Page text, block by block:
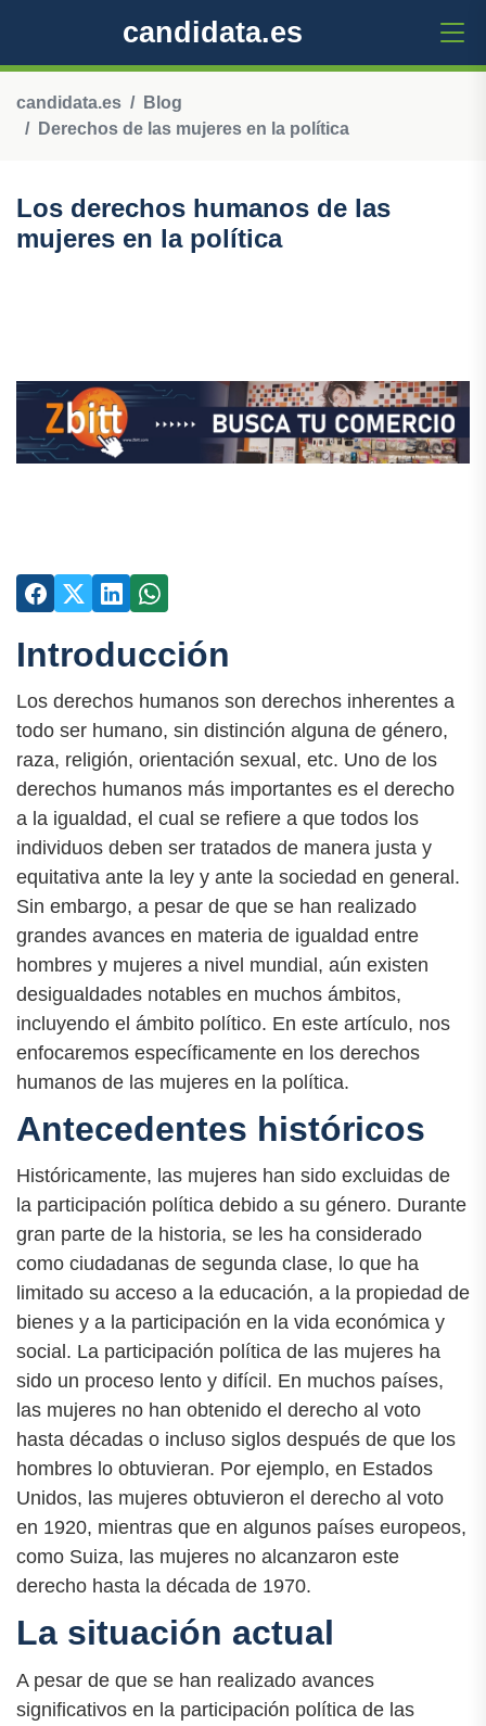
candidata.es
candidata.es
Blog
Derechos de las mujeres en la política
Los derechos humanos de las
mujeres en la política
Introducción
Los derechos humanos son derechos inherentes a
todo ser humano, sin distinción alguna de género,
raza, religión, orientación sexual, etc. Uno de los
derechos humanos más importantes es el derecho
a la igualdad, el cual se refiere a que todos los
individuos deben ser tratados de manera justa y
equitativa ante la ley y ante la sociedad en general.
Sin embargo, a pesar de que se han realizado
grandes avances en materia de igualdad entre
hombres y mujeres a nivel mundial, aún existen
desigualdades notables en muchos ámbitos,
incluyendo el ámbito político. En este artículo, nos
enfocaremos específicamente en los derechos
humanos de las mujeres en la política.
Antecedentes históricos
Históricamente, las mujeres han sido excluidas de
la participación política debido a su género. Durante
gran parte de la historia, se les ha considerado
como ciudadanas de segunda clase, lo que ha
limitado su acceso a la educación, a la propiedad de
bienes y a la participación en la vida económica y
social. La participación política de las mujeres ha
sido un proceso lento y difícil. En muchos países,
las mujeres no han obtenido el derecho al voto
hasta décadas o incluso siglos después de que los
hombres lo obtuvieran. Por ejemplo, en Estados
Unidos, las mujeres obtuvieron el derecho al voto
en 1920, mientras que en algunos países europeos,
como Suiza, las mujeres no alcanzaron este
derecho hasta la década de 1970.
La situación actual
A pesar de que se han realizado avances
significativos en la participación política de las